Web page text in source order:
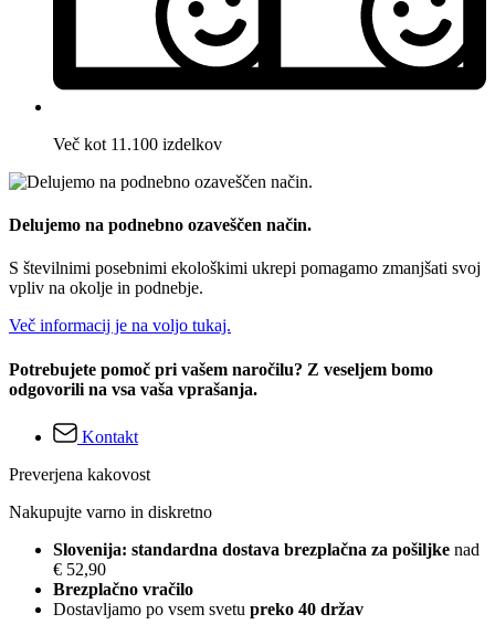
Več kot 11.100 izdelkov
Delujemo na podnebno ozaveščen način.
S številnimi posebnimi ekološkimi ukrepi pomagamo zmanjšati svoj
vpliv na okolje in podnebje.
Več informacij je na voljo tukaj.
Potrebujete pomoč pri vašem naročilu? Z veseljem bomo
odgovorili na vsa vaša vprašanja.
Kontakt
Preverjena kakovost
Nakupujte varno in diskretno
Slovenija: standardna dostava brezplačna za pošiljke nad
€ 52,90
Brezplačno vračilo
Dostavljamo po vsem svetu preko 40 držav